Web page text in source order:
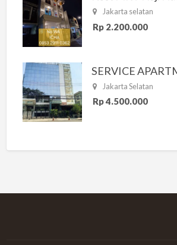
Jakarta selatan
Rp 2.200.000
Jakarta Selatan
Rp 4.500.000